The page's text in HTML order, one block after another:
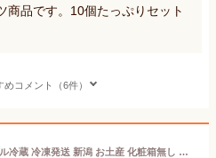
商品です。10個たっぷりセット
コメント（6件）
笹団子 10個 笹だんご クール冷蔵 冷凍発送 新潟 お土産 化粧箱無し 和菓子 ギフト だんご スイーツ グルテンフリー